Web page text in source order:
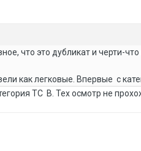
что это дубликат и черти-
как легковые. Впервые с
ТС В. Тех осмотр не